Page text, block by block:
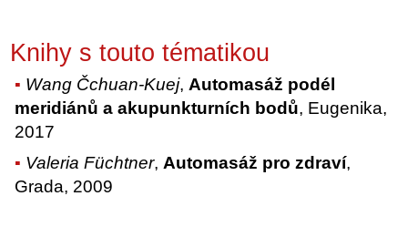
Knihy s touto tématikou
Wang Čchuan-Kuej,Automasáž podél
meridiánů a akupunkturních bodů, Eugenika,
2017
Valeria Füchtner,Automasáž pro zdraví,
Grada, 2009